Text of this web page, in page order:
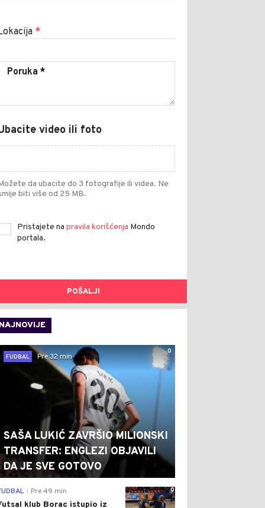
*
video ili foto
da ubacite do 3 fotografije ili videa. Ne
biti više od 25 MB.
Pristajete na pravila korišćenja Mondo
portala.
POŠALJI
NAJNOVIJE
0
FUDBAL
Pre 32 min
SAŠA LUKIĆ ZAVRŠIO MILIONSKI
TRANSFER: ENGLEZI OBJAVILI
DA JE SVE GOTOVO
0
Pre 49 min
klub Borac istupio iz